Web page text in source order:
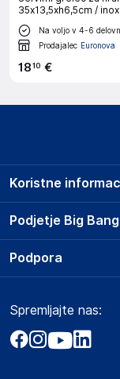
35x13,5xh6,5cm / inox
Na voljo v 4-6
Prodajalec Euronova
1810 €
Podjetje Big Bang
O podjetju
Obvestila za
Akt o digitalnih
Koristne
Prodajna mesta
Storitve
Dostava, vnos in
Zavarovanje
Podpora
Marketplace
Kako oddati
Spremljajte nas: